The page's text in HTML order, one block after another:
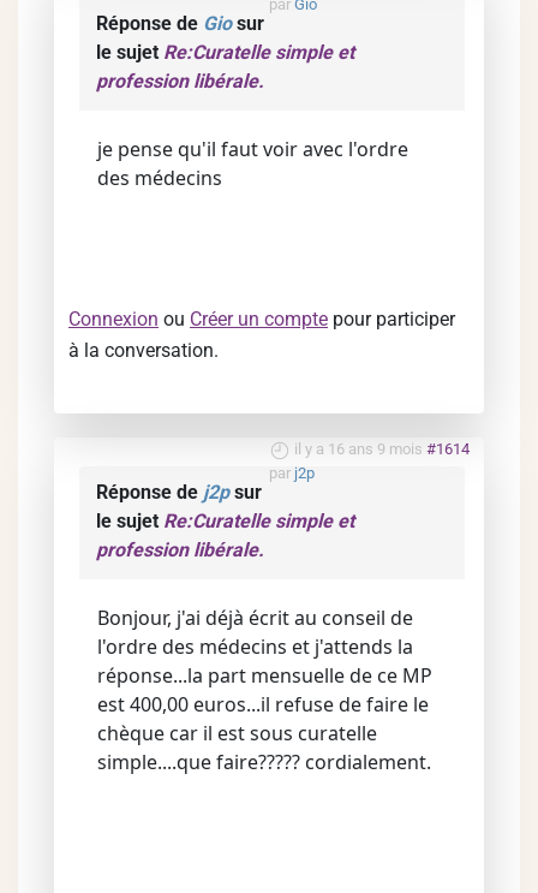
par Gio
Réponse de Giosur
le sujet Re:Curatelle simple et
profession libérale.
je pense qu'il faut voir avec l'ordre
des médecins
Connexion ou Créer un compte pour participer
à la conversation.
il y a 16 ans 9 mois #1614
par j2p
Réponse de j2psur
le sujet Re:Curatelle simple et
profession libérale.
Bonjour, j'ai déjà écrit au conseil de
l'ordre des médecins et j'attends la
réponse...la part mensuelle de ce MP
est 400,00 euros...il refuse de faire le
chèque car il est sous curatelle
simple....que faire????? cordialement.